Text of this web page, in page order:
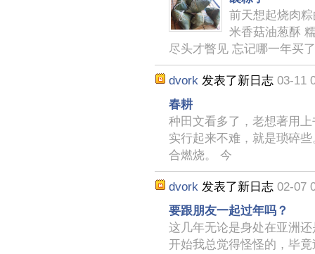
前天想起烧肉
米香菇油葱酥
尽头才瞥见 忘记哪一年买
dvork 发表了新日志 03-11
春耕
种田文看多了，老想著用
实行起来不难，就是琐碎
合燃烧。 今
dvork 发表了新日志 02-07
要跟朋友一起过年吗？
这几年无论是身处在亚洲
开始我总觉得怪怪的，毕